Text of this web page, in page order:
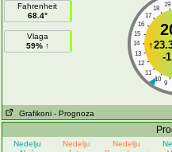
Fahrenheit
68.4°
Vlaga
59% ↑
19
18
17
16
15
14
13
12
11
10
9
↑
-
Grafikoni - Prognoza
Nedelju
Nedelju
Nedelju